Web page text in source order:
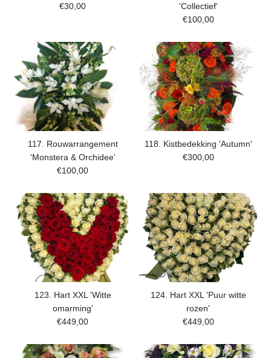
€30,00
'Collectief'
€100,00
117. Rouwarrangement
'Monstera & Orchidee'
€100,00
118. Kistbedekking 'Autumn'
€300,00
123. Hart XXL 'Witte
omarming'
€449,00
124. Hart XXL 'Puur witte
rozen'
€449,00